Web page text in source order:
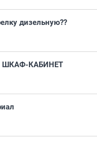
дизельную??
КАБИНЕТ